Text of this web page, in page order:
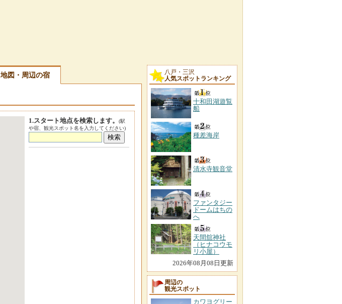
地図・周辺の宿
1.スタート地点を検索します。
(駅
や宿、観光スポット名を入力してください)
八戸・三沢
人気スポットランキング
十和田湖遊覧
船
種差海岸
清水寺観音堂
ファンタジー
ドームはちの
へ
天間舘神社
（ヒナコウモ
リ小屋）
2026年08月08日更新
周辺の
観光スポット
カワヨグリー